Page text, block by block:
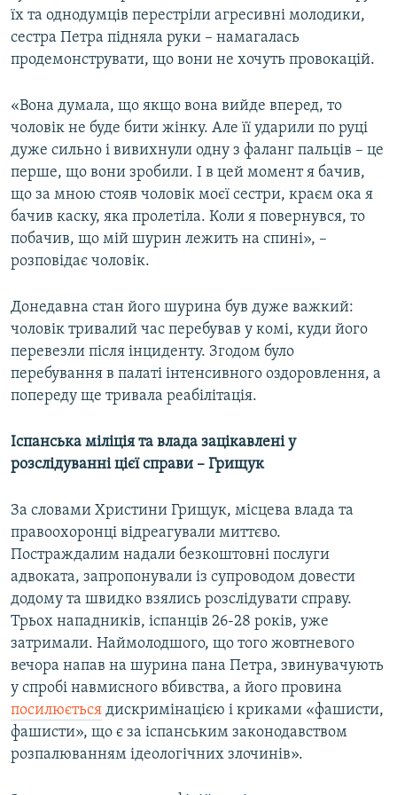
їх та однодумців перестріли агресивні молодики,
сестра Петра підняла руки – намагалась
продемонструвати, що вони не хочуть провокацій.
«Вона думала, що якщо вона вийде вперед, то
чоловік не буде бити жінку. Але її ударили по руці
дуже сильно і вивихнули одну з фаланг пальців – це
перше, що вони зробили. І в цей момент я бачив,
що за мною стояв чоловік моєї сестри, краєм ока я
бачив каску, яка пролетіла. Коли я повернувся, то
побачив, що мій шурин лежить на спині», –
розповідає чоловік.
Донедавна стан його шурина був дуже важкий:
чоловік тривалий час перебував у комі, куди його
перевезли після інциденту. Згодом було
перебування в палаті інтенсивного оздоровлення, а
попереду ще тривала реабілітація.
Іспанська міліція та влада зацікавлені у
розслідуванні цієї справи – Грищук
За словами Христини Грищук, місцева влада та
правоохоронці відреагували миттєво.
Постраждалим надали безкоштовні послуги
адвоката, запропонували із супроводом довести
додому та швидко взялись розслідувати справу.
Трьох нападників, іспанців 26-28 років, уже
затримали. Наймолодшого, що того жовтневого
вечора напав на шурина пана Петра, звинувачують
у спробі навмисного вбивства, а його провина
посилюється дискримінацією і криками «фашисти,
фашисти», що є за іспанським законодавством
розпалюванням ідеологічних злочинів».